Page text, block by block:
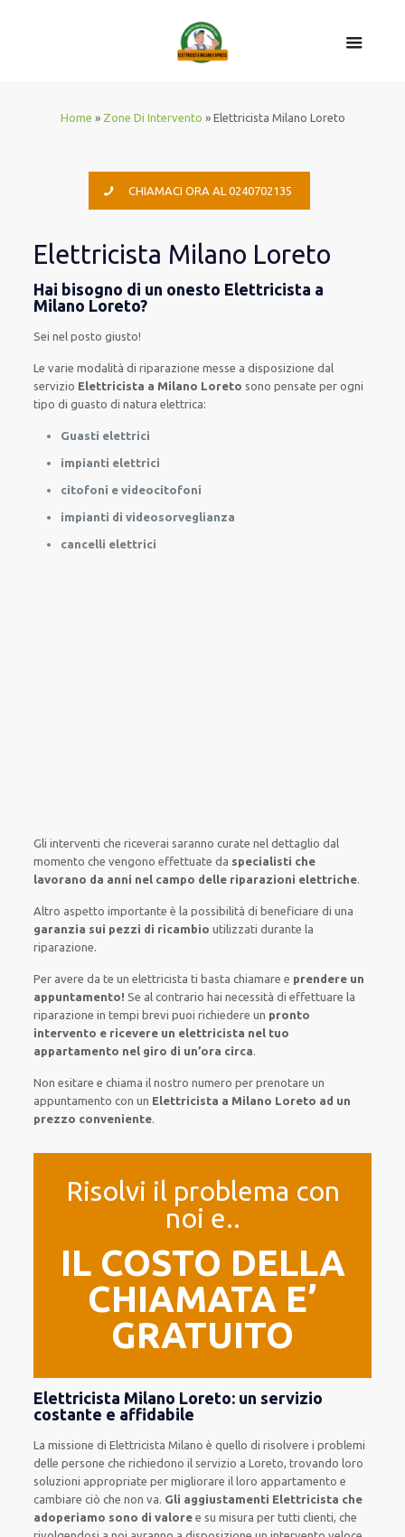
Home » Zone Di Intervento » Elettricista Milano Loreto
CHIAMACI ORA AL 0240702135
Elettricista Milano Loreto
Hai bisogno di un onesto Elettricista a
Milano Loreto?
Sei nel posto giusto!
Levarie modalità diriparazione messe a disposizione dal
servizio Elettricista a Milano Loreto sonopensate perogni
tipo di guasto di natura elettrica:
Guasti elettrici
impianti elettrici
citofoni e videocitofoni
impianti di videosorveglianza
cancelli elettrici
Gli interventi che riceverai sarannocurate nel dettaglio dal
momento che vengono effettuate da specialisti che
lavorano da anni nel campo delle riparazioni elettriche.
Altro aspetto importante è la possibilità di beneficiare di una
garanzia sui pezzi di ricambioutilizzati durante la
riparazione.
Per avereda te un elettricistati basta chiamare e prendere un
appuntamento! Se al contrario hainecessità dieffettuare la
riparazione in tempi brevi puoi richiedere un pronto
intervento e ricevere un elettricista nel tuo
appartamento nel giro di un’ora circa.
Non esitare e chiama il nostro numero per prenotare un
appuntamento con un Elettricista a Milano Loreto ad un
prezzo conveniente.
Risolvi il problema con
noi e..
IL COSTO DELLA
CHIAMATA E’
GRATUITO
Elettricista Milano Loreto: un servizio
costante e affidabile
La missione di Elettricista Milano è quello di risolvere i problemi
delle persone cherichiedono il servizio a Loreto, trovando loro
soluzioni appropriate per migliorareil loro appartamento e
cambiare ciò che non va. Gli aggiustamenti Elettricista che
adoperiamo sono di valore e su misura per tutti clienti, che